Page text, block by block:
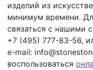
изделий из
минимум времени.
связаться с нашими
+7 (495) 777-83-56,
e-mail:
воспользоваться